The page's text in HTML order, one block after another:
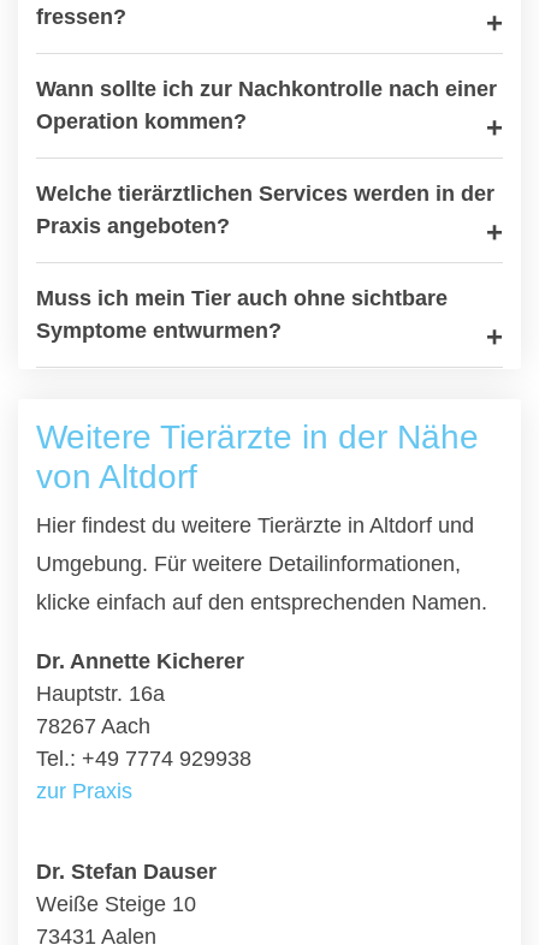
fressen?
Wann sollte ich zur Nachkontrolle nach einer
Operation kommen?
Welche tierärztlichen Services werden in der
Praxis angeboten?
Muss ich mein Tier auch ohne sichtbare
Symptome entwurmen?
Weitere Tierärzte in der Nähe
von Altdorf
Hier findest du weitere Tierärzte in Altdorf und
Umgebung. Für weitere Detailinformationen,
klicke einfach auf den entsprechenden Namen.
Dr. Annette Kicherer
Hauptstr. 16a
78267 Aach
Tel.: +49 7774 929938
zur Praxis
Dr. Stefan Dauser
Weiße Steige 10
73431 Aalen